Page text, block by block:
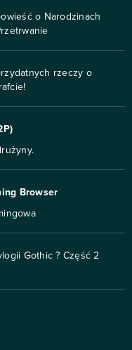
o Narodzinach
rzeczy o
Browser
Gothic ? Część 2